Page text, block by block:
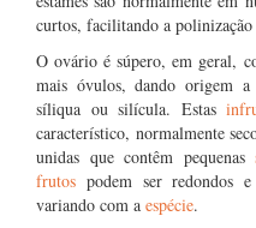
curtos, facilitando a
O ovário é súpero, em geral,
mais óvulos, dando origem a
síliqua ou silícula. Estas
característico, normalmente
unidas que contêm pequenas
frutos podem ser redondos
variando com a espécie.